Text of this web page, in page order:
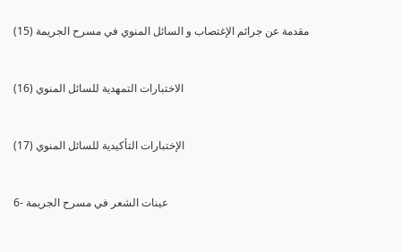
(15) مقدمة عن جرائم الإغتصاب و السائل المنوي في مسرح الجريمة
(16) الاختبارات التمهدية للسائل المنوي
(17) الإختبارات التأكيدية للسائل المنوي
6- عينات الشعر في مسرح الجريمة